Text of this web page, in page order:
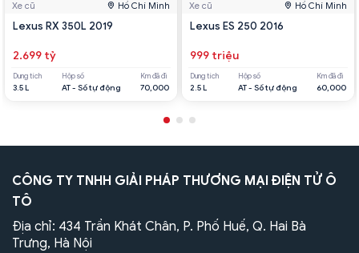
Xe cũ Hồ Chí Minh
Lexus RX 350L 2019
2.699 tỷ
Dung tích
3.5 L
Hộp số
AT - Số tự động
Km đã đi
70,000
Xe cũ Hồ Chí Minh
Lexus ES 250 2016
999 triệu
Dung tích
2.5 L
Hộp số
AT - Số tự động
Km đã đi
60,000
CÔNG TY TNHH GIẢI PHÁP THƯƠNG MẠI ĐIỆN TỬ Ô
TÔ
Địa chỉ: 434 Trần Khát Chân, P. Phố Huế, Q. Hai Bà
Trưng, Hà Nội